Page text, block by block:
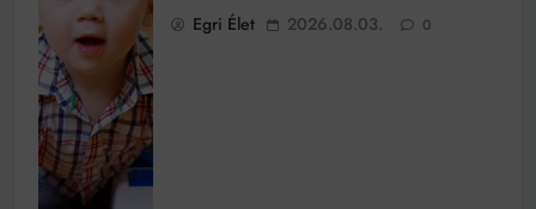
Egri Élet 2026.08.03. 0